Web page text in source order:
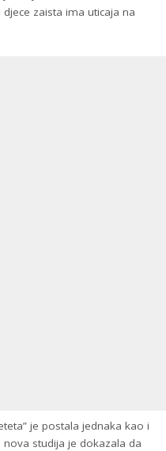
zaista ima uticaja na
je postala jednaka kao i
nova studija je dokazala da